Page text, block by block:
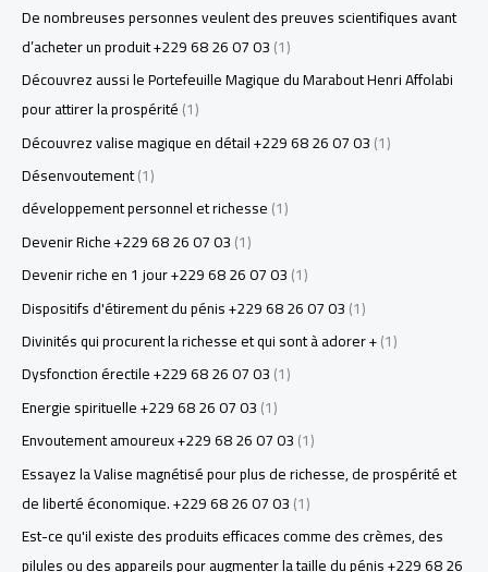
De nombreuses personnes veulent des preuves scientifiques avant
d’acheter un produit +229 68 26 07 03(1)
Découvrez aussi le Portefeuille Magique du Marabout Henri Affolabi
pour attirer la prospérité(1)
Découvrez valise magique en détail +229 68 26 07 03(1)
Désenvoutement(1)
développement personnel et richesse(1)
Devenir Riche +229 68 26 07 03(1)
Devenir riche en 1 jour +229 68 26 07 03(1)
Dispositifs d'étirement du pénis +229 68 26 07 03(1)
Divinités qui procurent la richesse et qui sont à adorer +(1)
Dysfonction érectile +229 68 26 07 03(1)
Energie spirituelle +229 68 26 07 03(1)
Envoutement amoureux +229 68 26 07 03(1)
Essayez la Valise magnétisé pour plus de richesse, de prospérité et
de liberté économique. +229 68 26 07 03(1)
Est-ce qu'il existe des produits efficaces comme des crèmes, des
pilules ou des appareils pour augmenter la taille du pénis +229 68 26